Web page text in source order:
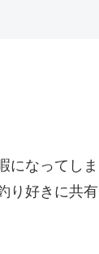
になってしま
り好きに共有